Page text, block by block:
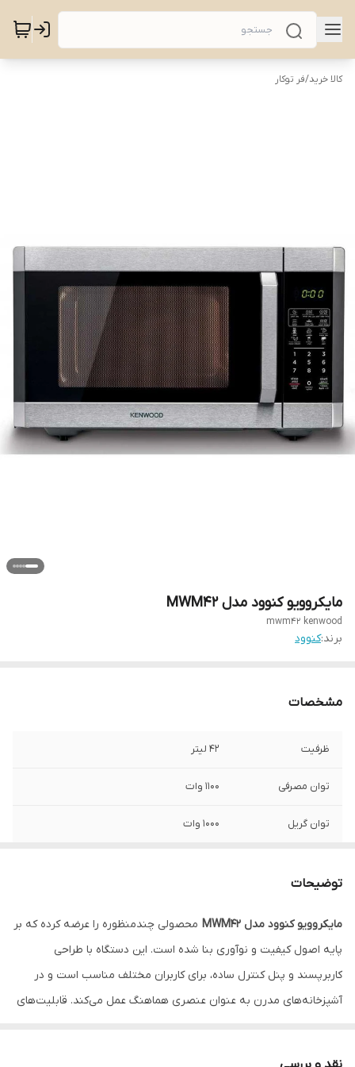
کالا خرید/فر توکار
مایکروویو کنوود مدل MWM42
mwm42 kenwood
برند:کنوود
مشخصات
ظرفیت 42 لیتر
توان مصرفی 1100 وات
توان گریل 1000 وات
تعداد برنامه 9 برنامه
قابلیت یخ‌زدایی
توضیحات
مایکروویو کنوود مدل MWM42
محصولی چندمنظوره را عرضه کرده که بر
پایه اصول کیفیت و نوآوری بنا شده است. این دستگاه با طراحی
کاربرپسند و پنل کنترل ساده، برای کاربران مختلف مناسب است و در
آشپزخانه‌های مدرن به عنوان عنصری هماهنگ عمل می‌کند. قابلیت‌های